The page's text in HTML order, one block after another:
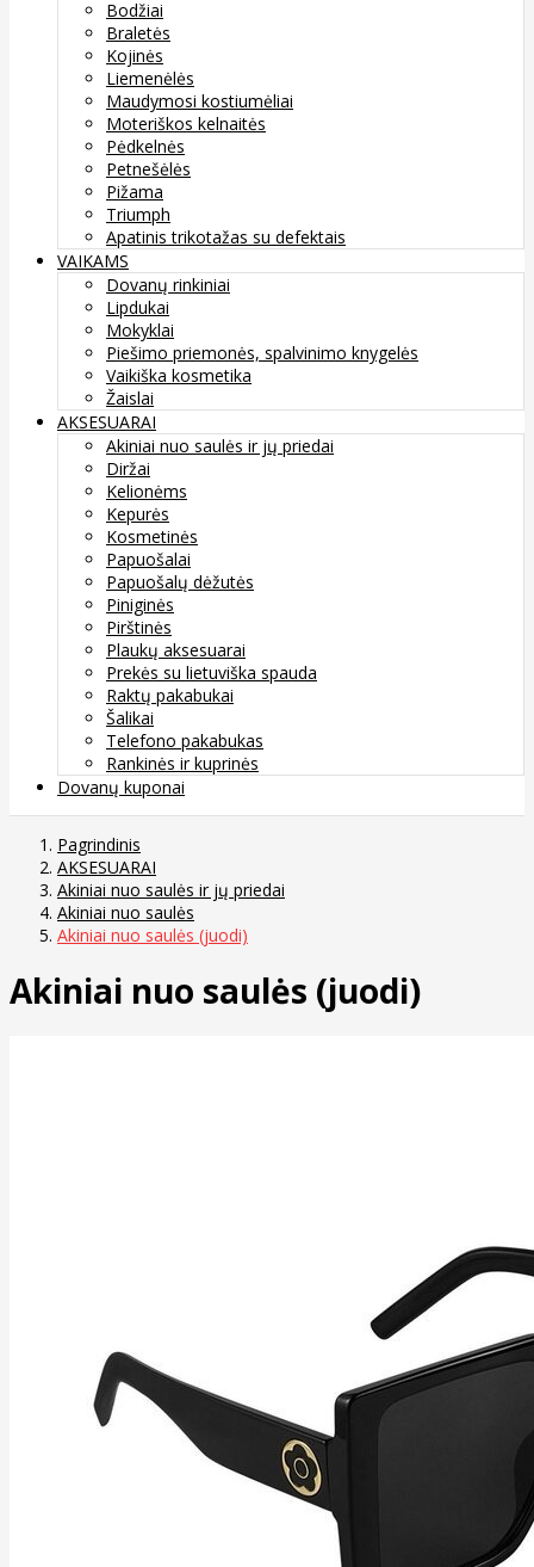
Bodžiai
Braletės
Kojinės
Liemenėlės
Maudymosi kostiumėliai
Moteriškos kelnaitės
Pėdkelnės
Petnešėlės
Pižama
Triumph
Apatinis trikotažas su defektais
VAIKAMS
Dovanų rinkiniai
Lipdukai
Mokyklai
Piešimo priemonės, spalvinimo knygelės
Vaikiška kosmetika
Žaislai
AKSESUARAI
Akiniai nuo saulės ir jų priedai
Diržai
Kelionėms
Kepurės
Kosmetinės
Papuošalai
Papuošalų dėžutės
Piniginės
Pirštinės
Plaukų aksesuarai
Prekės su lietuviška spauda
Raktų pakabukai
Šalikai
Telefono pakabukas
Rankinės ir kuprinės
Dovanų kuponai
Pagrindinis
AKSESUARAI
Akiniai nuo saulės ir jų priedai
Akiniai nuo saulės
Akiniai nuo saulės (juodi)
Akiniai nuo saulės (juodi)